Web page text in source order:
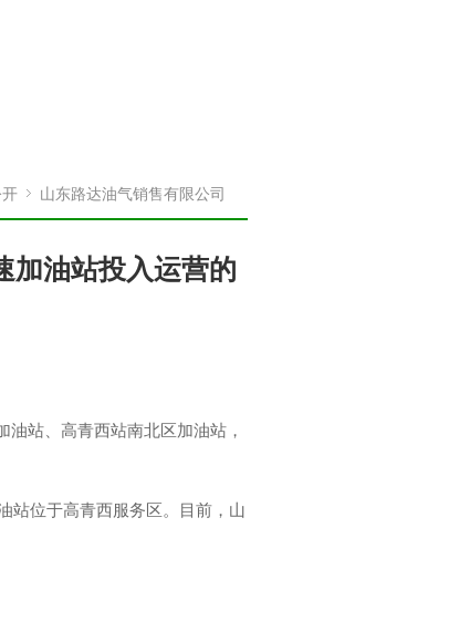
山东路达油气销售有限公司
加油站投入运营的
站、高青西站南北区加油站，
位于高青西服务区。目前，山